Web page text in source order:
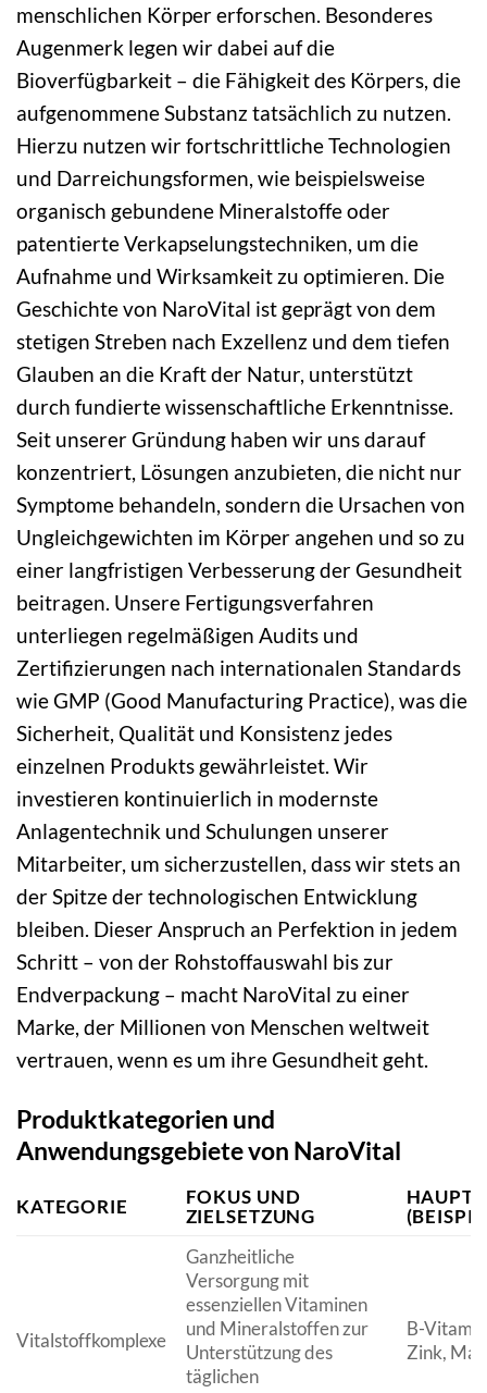
menschlichen Körper erforschen. Besonderes
Augenmerk legen wir dabei auf die
Bioverfügbarkeit – die Fähigkeit des Körpers, die
aufgenommene Substanz tatsächlich zu nutzen.
Hierzu nutzen wir fortschrittliche Technologien
und Darreichungsformen, wie beispielsweise
organisch gebundene Mineralstoffe oder
patentierte Verkapselungstechniken, um die
Aufnahme und Wirksamkeit zu optimieren. Die
Geschichte von NaroVital ist geprägt von dem
stetigen Streben nach Exzellenz und dem tiefen
Glauben an die Kraft der Natur, unterstützt
durch fundierte wissenschaftliche Erkenntnisse.
Seit unserer Gründung haben wir uns darauf
konzentriert, Lösungen anzubieten, die nicht nur
Symptome behandeln, sondern die Ursachen von
Ungleichgewichten im Körper angehen und so zu
einer langfristigen Verbesserung der Gesundheit
beitragen. Unsere Fertigungsverfahren
unterliegen regelmäßigen Audits und
Zertifizierungen nach internationalen Standards
wie GMP (Good Manufacturing Practice), was die
Sicherheit, Qualität und Konsistenz jedes
einzelnen Produkts gewährleistet. Wir
investieren kontinuierlich in modernste
Anlagentechnik und Schulungen unserer
Mitarbeiter, um sicherzustellen, dass wir stets an
der Spitze der technologischen Entwicklung
bleiben. Dieser Anspruch an Perfektion in jedem
Schritt – von der Rohstoffauswahl bis zur
Endverpackung – macht NaroVital zu einer
Marke, der Millionen von Menschen weltweit
vertrauen, wenn es um ihre Gesundheit geht.
Produktkategorien und
Anwendungsgebiete von NaroVital
KATEGORIE
FOKUS UND
ZIELSETZUNG
Vitalstoffkomplexe
Ganzheitliche
Versorgung mit
essenziellen Vitaminen
und Mineralstoffen zur
Unterstützung des
täglichen
B-
Zink,